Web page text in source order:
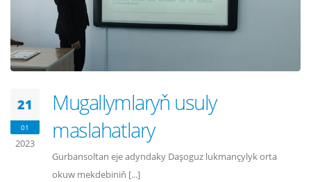
21
01
2023
Mugallymlaryň usuly
maslahatlary
Gurbansoltan eje adyndaky Daşoguz lukmançylyk orta
okuw mekdebiniň [...]